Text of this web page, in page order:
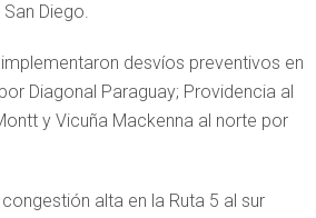
Diego.
desvíos preventivos en
Diagonal Paraguay; Providencia al
y Vicuña Mackenna al norte por
alta en la Ruta 5 al sur